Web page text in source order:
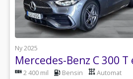
Ny 2025
2 400 mil Bensin Automat